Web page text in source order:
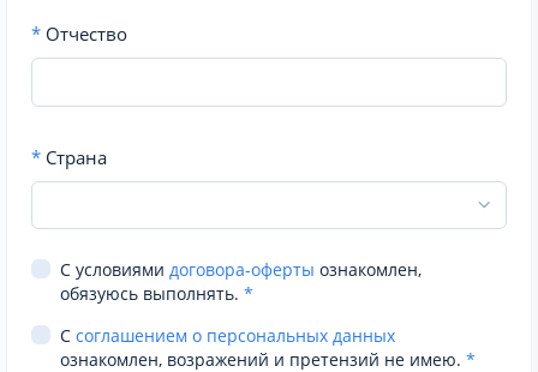
* Отчество
* Страна
С условиями договора-оферты ознакомлен,
обязуюсь выполнять. *
С соглашением о персональных данных
ознакомлен, возражений и претензий не имею. *